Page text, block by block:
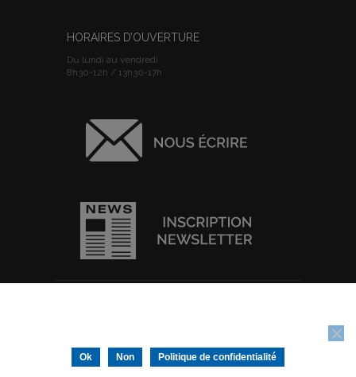
HORAIRES D’OUVERTURE
Du lundi au vendredi :
8h30-12h / 13h30-17h
Tous droits réservés © Ville de Thouars -
Conception/Réalisation :IGNIS Communication
Ok Non Politique de confidentialité